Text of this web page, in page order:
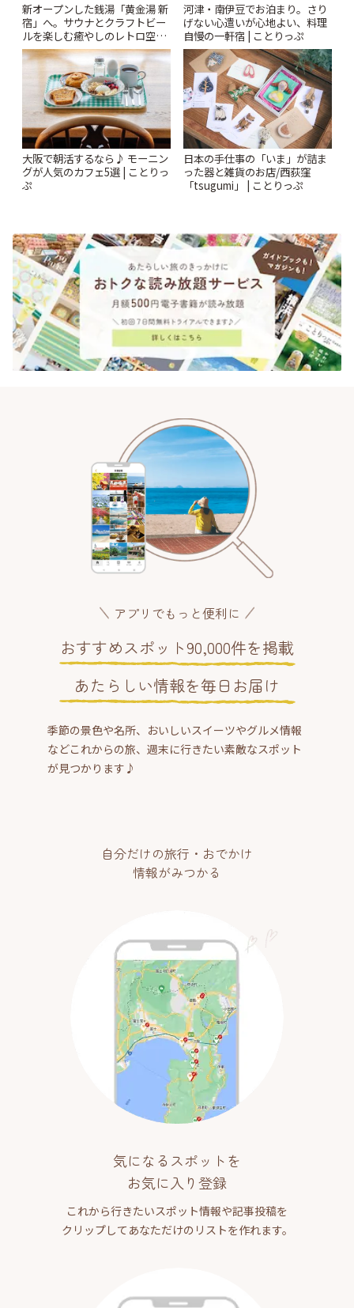
新オープンした銭湯「黄金湯 新
宿」へ。サウナとクラフトビー
ルを楽しむ癒やしのレトロ空間
| ことりっぷ
河津・南伊豆でお泊まり。さり
げない心遣いが心地よい、料理
自慢の一軒宿 | ことりっぷ
大阪で朝活するなら♪ モーニン
グが人気のカフェ5選 | ことりっ
ぷ
日本の手仕事の「いま」が詰ま
った器と雑貨のお店/西荻窪
「tsugumi」 | ことりっぷ
アプリでもっと便利に
おすすめスポット90,000件を掲載
あたらしい情報を毎日お届け
季節の景色や名所、おいしいスイーツやグルメ情報
などこれからの旅、週末に行きたい素敵なスポット
が見つかります♪
自分だけの旅行・おでかけ
情報がみつかる
気になるスポットを
お気に入り登録
これから行きたいスポット情報や記事投稿を
クリップしてあなただけのリストを作れます。